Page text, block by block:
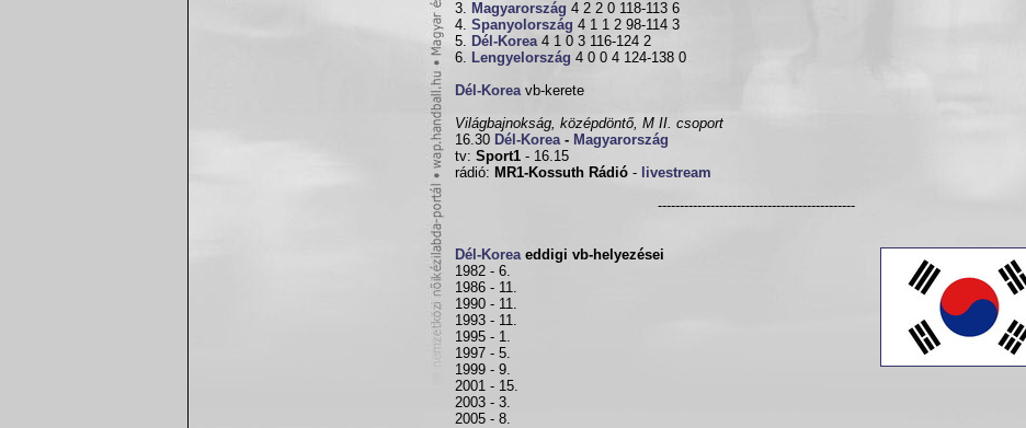
3.
Magyarország 4 2 2 0 118-113 6
4. Spanyolország 4 1 1 2 98-114 3
5.
Dél-Korea 4 1 0 3 116-124 2
6.
Lengyelország 4 0 0 4 124-138 0
Dél-Korea vb-kerete
Világbajnokság, középdöntő, M II. csoport
16.30 Dél-Korea - Magyarország
tv: Sport1 - 16.15
rádió: MR1-Kossuth Rádió - livestream
---------------------------------------------
Dél-Korea eddigi vb-helyezései
1982 - 6.
1986 - 11.
1990 - 11.
1993 - 11.
1995 - 1.
1997 - 5.
1999 - 9.
2001 - 15.
2003 - 3.
2005 - 8.